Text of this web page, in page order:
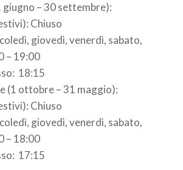
14.000 mq , lungo un percorso
dall’età preistorica arriva al
presentatecirca 12.000 opere
statue marmoree e
ricchi corredi funerari
elementi architettonici,
romani. Ilpercorso di visita
monastici aprendosi in luoghi ed
significativi quali, ad
romane dell’Ortaglia, il
– 30 settembre):
Chiuso
giovedì, venerdì, sabato,
– 19:00
18:15
(1 ottobre – 31 maggio):
Chiuso
giovedì, venerdì, sabato,
– 18:00
17:15